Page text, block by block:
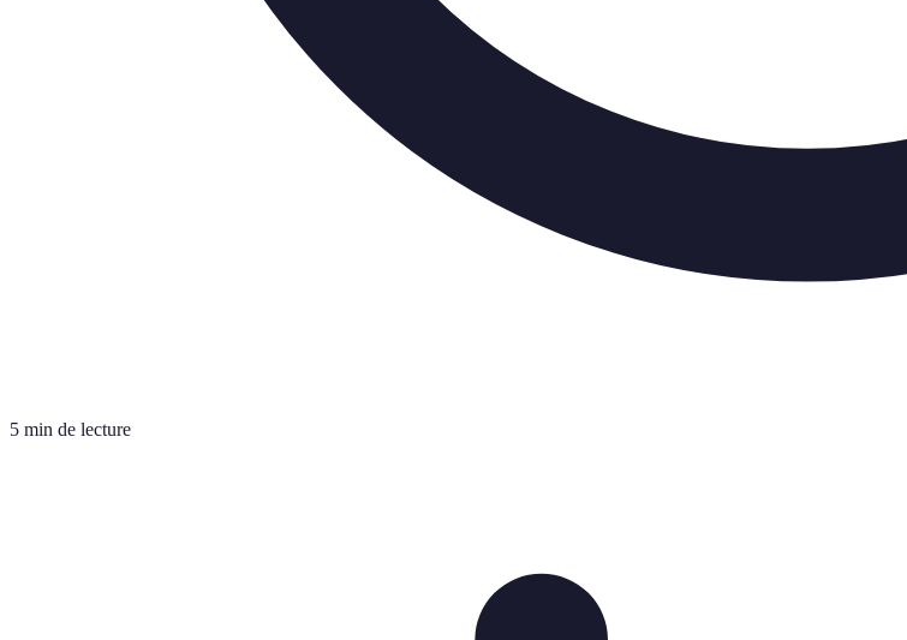
5 min de lecture